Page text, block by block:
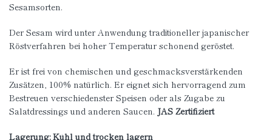
Sesamsorten.
Der Sesam wird unter Anwendung traditioneller japanischer
Röstverfahren bei hoher Temperatur schonend geröstet.
Er ist frei von chemischen und geschmacksverstärkenden
Zusätzen, 100% natürlich. Er eignet sich hervorragend zum
Bestreuen verschiedenster Speisen oder als Zugabe zu
Salatdressings und anderen Saucen. JAS Zertifiziert
Lagerung: Kühl und trocken lagern